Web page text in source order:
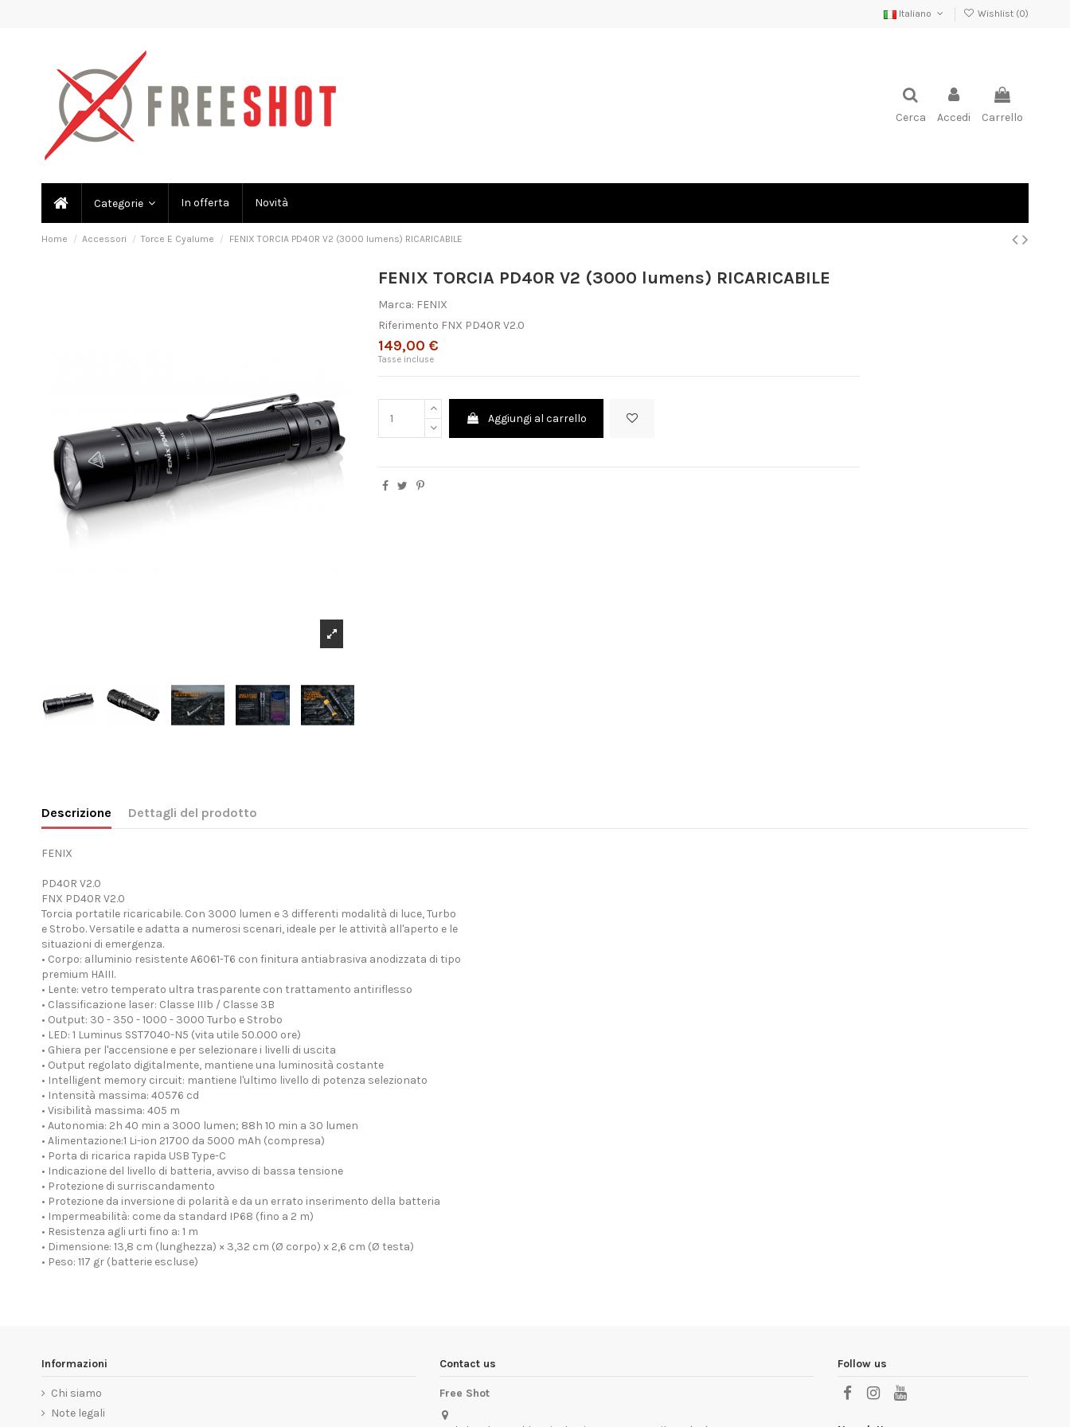
Italiano Wishlist (0)
Cerca Accedi Carrello
Categorie In offerta Novità
Home Accessori Torce E Cyalume FENIX TORCIA PD40R V2 (3000 lumens) RICARICABILE
FENIX TORCIA PD40R V2 (3000 lumens) RICARICABILE
Marca: FENIX
Riferimento FNX PD40R V2.0
149,00 €
Tasse incluse
Aggiungi al carrello
Descrizione Dettagli del prodotto
FENIX
PD40R V2.0
FNX PD40R V2.0
Torcia portatile ricaricabile. Con 3000 lumen e 3 differenti modalità di luce, Turbo
e Strobo. Versatile e adatta a numerosi scenari, ideale per le attività all'aperto e le
situazioni di emergenza.
• Corpo: alluminio resistente A6061-T6 con finitura antiabrasiva anodizzata di tipo
premium HAIII.
• Lente: vetro temperato ultra trasparente con trattamento antiriflesso
• Classificazione laser: Classe IIIb / Classe 3B
• Output: 30 - 350 - 1000 - 3000 Turbo e Strobo
• LED: 1 Luminus SST7040-N5 (vita utile 50.000 ore)
• Ghiera per l'accensione e per selezionare i livelli di uscita
• Output regolato digitalmente, mantiene una luminosità costante
• Intelligent memory circuit: mantiene l'ultimo livello di potenza selezionato
• Intensità massima: 40576 cd
• Visibilità massima: 405 m
• Autonomia: 2h 40 min a 3000 lumen; 88h 10 min a 30 lumen
• Alimentazione:1 Li-ion 21700 da 5000 mAh (compresa)
• Porta di ricarica rapida USB Type-C
• Indicazione del livello di batteria, avviso di bassa tensione
• Protezione di surriscandamento
• Protezione da inversione di polarità e da un errato inserimento della batteria
• Impermeabilità: come da standard IP68 (fino a 2 m)
• Resistenza agli urti fino a: 1 m
• Dimensione: 13,8 cm (lunghezza) × 3,32 cm (Ø corpo) x 2,6 cm (Ø testa)
• Peso: 117 gr (batterie escluse)
Informazioni
Chi siamo
Note legali
Contact us
Free Shot
Follow us